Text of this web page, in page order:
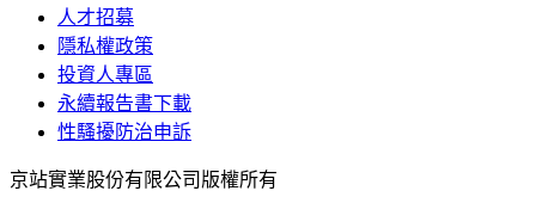
人才招募
隱私權政策
投資人專區
永續報告書下載
性騷擾防治申訴
京站實業股份有限公司版權所有